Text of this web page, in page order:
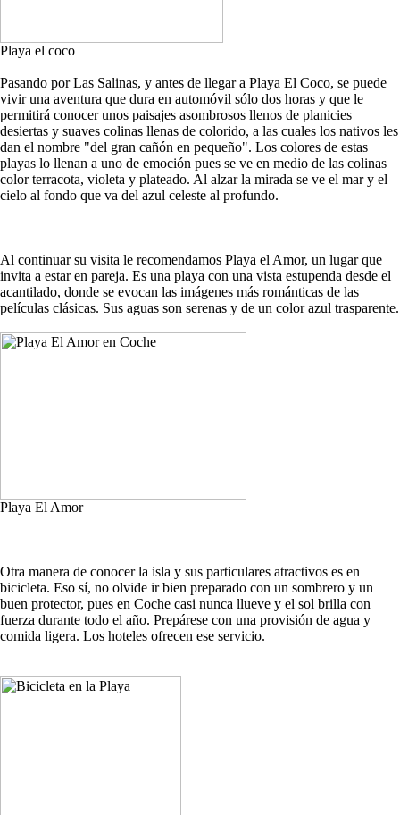
Playa el coco
Pasando por Las Salinas, y antes de llegar a Playa El Coco, se puede
vivir una aventura que dura en automóvil sólo dos horas y que le
permitirá conocer unos paisajes asombrosos llenos de planicies
desiertas y suaves colinas llenas de colorido, a las cuales los nativos les
dan el nombre "del gran cañón en pequeño". Los colores de estas
playas lo llenan a uno de emoción pues se ve en medio de las colinas
color terracota, violeta y plateado. Al alzar la mirada se ve el mar y el
cielo al fondo que va del azul celeste al profundo.
Al continuar su visita le recomendamos Playa el Amor, un lugar que
invita a estar en pareja. Es una playa con una vista estupenda desde el
acantilado, donde se evocan las imágenes más románticas de las
películas clásicas. Sus aguas son serenas y de un color azul trasparente.
Playa El Amor
Otra manera de conocer la isla y sus particulares atractivos es en
bicicleta. Eso sí, no olvide ir bien preparado con un sombrero y un
buen protector, pues en Coche casi nunca llueve y el sol brilla con
fuerza durante todo el año. Prepárese con una provisión de agua y
comida ligera. Los hoteles ofrecen ese servicio.